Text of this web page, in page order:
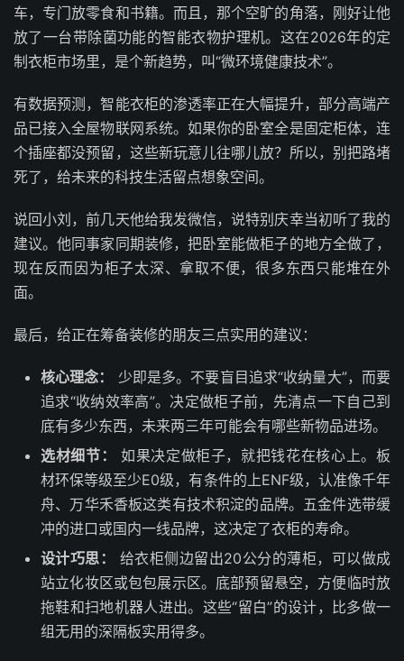
车，专门放零食和书籍。而且，那个空旷的角落，刚好让他
放了一台带除菌功能的智能衣物护理机。这在2026年的定
制衣柜市场里，是个新趋势，叫“微环境健康技术”。
有数据预测，智能衣柜的渗透率正在大幅提升，部分高端产
品已接入全屋物联网系统。如果你的卧室全是固定柜体，连
个插座都没预留，这些新玩意儿往哪儿放？所以，别把路堵
死了，给未来的科技生活留点想象空间。
说回小刘，前几天他给我发微信，说特别庆幸当初听了我的
建议。他同事家同期装修，把卧室能做柜子的地方全做了，
现在反而因为柜子太深、拿取不便，很多东西只能堆在外
面。
最后，给正在筹备装修的朋友三点实用的建议：
核心理念：
少即是多。不要盲目追求“收纳量大”，而要
追求“收纳效率高”。决定做柜子前，先清点一下自己到
底有多少东西，未来两三年可能会有哪些新物品进场。
选材细节：
如果决定做柜子，就把钱花在核心上。板
材环保等级至少E0级，有条件的上ENF级，认准像千年
舟、万华禾香板这类有技术积淀的品牌。五金件选带缓
冲的进口或国内一线品牌，这决定了衣柜的寿命。
设计巧思：
给衣柜侧边留出20公分的薄柜，可以做成
站立化妆区或包包展示区。底部预留悬空，方便临时放
拖鞋和扫地机器人进出。这些“留白”的设计，比多做一
组无用的深隔板实用得多。